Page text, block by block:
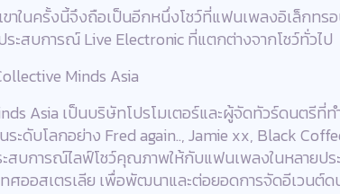
ขาในครั้งนี้จึงถือเป็นอีกหนึ่งโชว์ที่แฟนเพลงอิเล็กทร
ะสบการณ์ Live Electronic ที่แตกต่างจากโชว์ทั่วไป
Minds Asia
Asia เป็นบริษัทโปรโมเตอร์และผู้จัดทัวร์ดนตรีที่
ระดับโลกอย่าง Fred again.., Jamie xx, Black
สบการณ์ไลฟ์โชว์คุณภาพให้กับแฟนเพลงในหลายปร
ทศออสเตรเลีย เพื่อพัฒนาและต่อยอดการจัดอีเวนต์ด